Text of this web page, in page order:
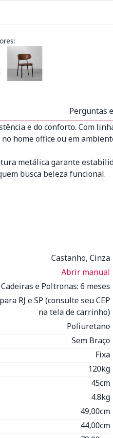
Perguntas
e do conforto. Com
home office ou em
metálica garante
busca beleza funcional.
Castanho, Cinza
Abrir manual
Cadeiras e Poltronas: 6 meses
RJ e SP (consulte seu CEP
na tela de carrinho)
Poliuretano
Sem Braço
Fixa
120kg
45cm
4.8kg
49,00cm
44,00cm